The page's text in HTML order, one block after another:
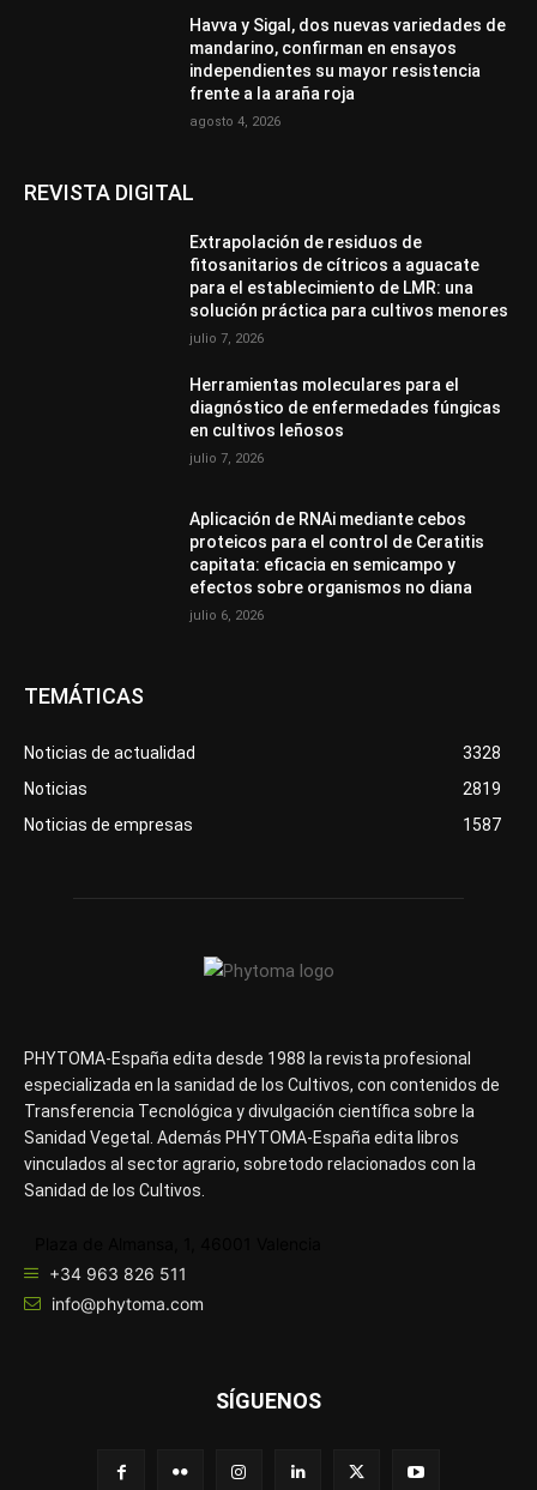
Havva y Sigal, dos nuevas variedades de
mandarino, confirman en ensayos
independientes su mayor resistencia
frente a la araña roja
agosto 4, 2026
REVISTA DIGITAL
Extrapolación de residuos de
fitosanitarios de cítricos a aguacate
para el establecimiento de LMR: una
solución práctica para cultivos menores
julio 7, 2026
Herramientas moleculares para el
diagnóstico de enfermedades fúngicas
en cultivos leñosos
julio 7, 2026
Aplicación de RNAi mediante cebos
proteicos para el control de Ceratitis
capitata: eficacia en semicampo y
efectos sobre organismos no diana
julio 6, 2026
TEMÁTICAS
Noticias de actualidad
3328
Noticias
2819
Noticias de empresas
1587
PHYTOMA-España edita desde 1988 la revista profesional
especializada en la sanidad de los Cultivos, con contenidos de
Transferencia Tecnológica y divulgación científica sobre la
Sanidad Vegetal. Además PHYTOMA-España edita libros
vinculados al sector agrario, sobretodo relacionados con la
Sanidad de los Cultivos.
+34 963 826 511
info@phytoma.com
SÍGUENOS